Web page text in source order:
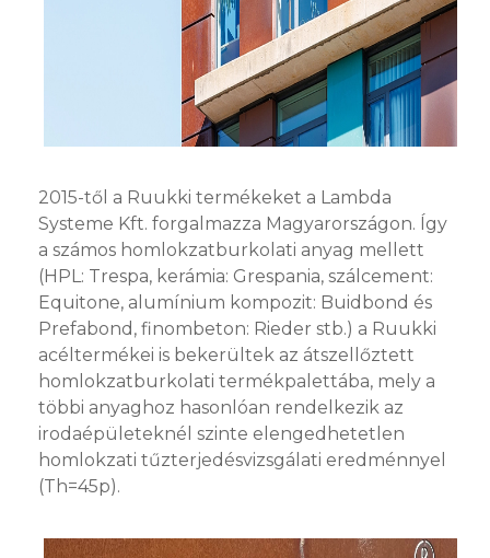
2015-től a Ruukki termékeket a Lambda
Systeme Kft. forgalmazza Magyarországon. Így
a számos homlokzatburkolati anyag mellett
(HPL: Trespa, kerámia: Grespania, szálcement:
Equitone, alumínium kompozit: Buidbond és
Prefabond, finombeton: Rieder stb.) a Ruukki
acéltermékei is bekerültek az átszellőztett
homlokzatburkolati termékpalettába, mely a
többi anyaghoz hasonlóan rendelkezik az
irodaépületeknél szinte elengedhetetlen
homlokzati tűzterjedésvizsgálati eredménnyel
(Th=45p).